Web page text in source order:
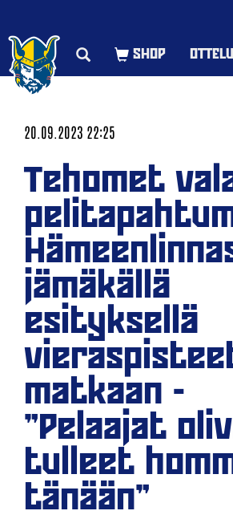
20.09.2023 22:25
Tehomet
jämäkällä
esityksellä
matkaan -
"Pelaajat
tulleet
tänään"